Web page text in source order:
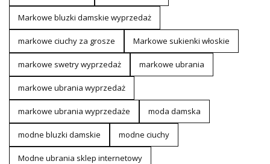
Markowe bluzki damskie wyprzedaż
markowe ciuchy za grosze Markowe sukienki włoskie
markowe swetry wyprzedaż markowe ubrania
markowe ubrania wyprzedaż
markowe ubrania wyprzedaże moda damska
modne bluzki damskie modne ciuchy
Modne ubrania sklep internetowy